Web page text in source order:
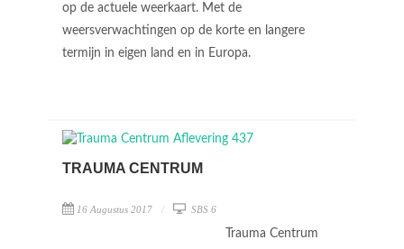
op de actuele weerkaart. Met de
weersverwachtingen op de korte en langere
termijn in eigen land en in Europa.
TRAUMA CENTRUM
16 Augustus 2017 SBS 6
Trauma Centrum